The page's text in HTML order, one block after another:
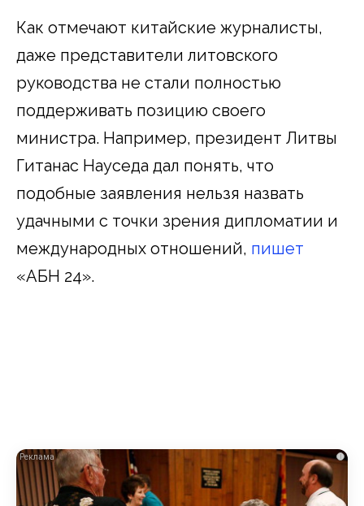
Как отмечают китайские журналисты,
даже представители литовского
руководства не стали полностью
поддерживать позицию своего
министра. Например, президент Литвы
Гитанас Науседа дал понять, что
подобные заявления нельзя назвать
удачными с точки зрения дипломатии и
международных отношений, пишет
«АБН 24».
i